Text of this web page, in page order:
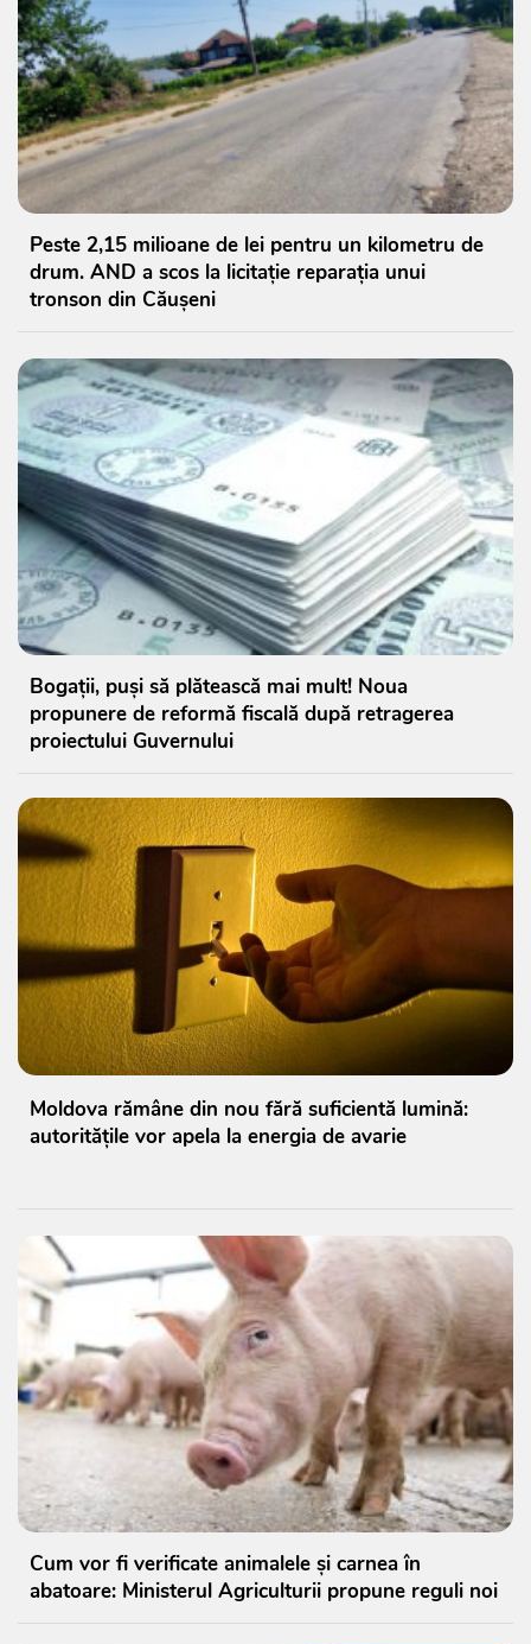
Peste 2,15 milioane de lei pentru un kilometru de
drum. AND a scos la licitație reparația unui
tronson din Căușeni
Bogații, puși să plătească mai mult! Noua
propunere de reformă fiscală după retragerea
proiectului Guvernului
Moldova rămâne din nou fără suficientă lumină:
autoritățile vor apela la energia de avarie
Cum vor fi verificate animalele și carnea în
abatoare: Ministerul Agriculturii propune reguli noi